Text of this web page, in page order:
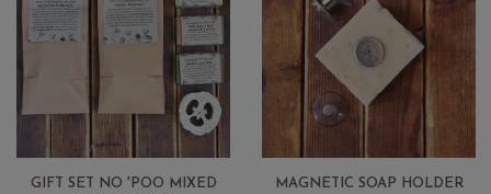
GIFT SET NO 'POO MIXED
MAGNETIC SOAP HOLDER